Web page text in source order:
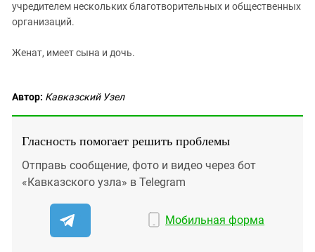
учредителем нескольких благотворительных и общественных
организаций.
Женат, имеет сына и дочь.
Автор: Кавказский Узел
Гласность помогает решить проблемы
Отправь сообщение, фото и видео через бот
«Кавказского узла» в Telegram
Мобильная форма